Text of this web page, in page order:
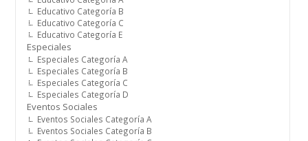
Educativo Categoría B
Educativo Categoría C
Educativo Categoría E
Especiales
Especiales Categoría A
Especiales Categoría B
Especiales Categoría C
Especiales Categoría D
Eventos Sociales
Eventos Sociales Categoría A
Eventos Sociales Categoría B